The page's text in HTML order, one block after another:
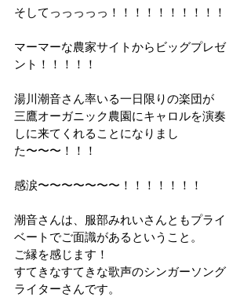
そしてっっっっっ！！！！！！！！！！
マーマーな農家サイトからビッグプレゼ
ント！！！！！
湯川潮音さん率いる一日限りの楽団が
三鷹オーガニック農園にキャロルを演奏
しに来てくれることになりまし
た〜〜〜！！！
感涙〜〜〜〜〜〜〜！！！！！！！
潮音さんは、服部みれいさんともプライ
ベートでご面識があるということ。
ご縁を感じます！
すてきなすてきな歌声のシンガーソング
ライターさんです。